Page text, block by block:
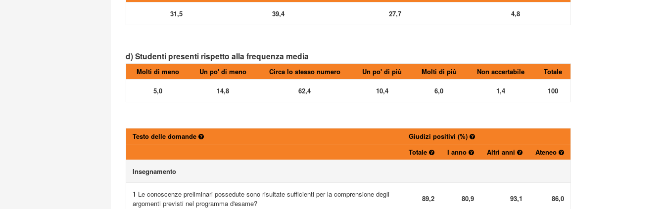
31,5 39,4 27,7 4,8
d) Studenti presenti rispetto alla frequenza media
Molti di meno Un po' di meno Circa lo stesso numero Un po' di più Molti di più Non accertabile Totale
5,0 14,8 62,4 10,4 6,0 1,4 100
Testo delle domande
Giudizi positivi (%)
Totale
I anno Altri anni Ateneo
Insegnamento
1 Le conoscenze preliminari possedute sono risultate sufficienti per la comprensione degli
argomenti previsti nel programma d'esame?
89,2 80,9 93,1 86,0